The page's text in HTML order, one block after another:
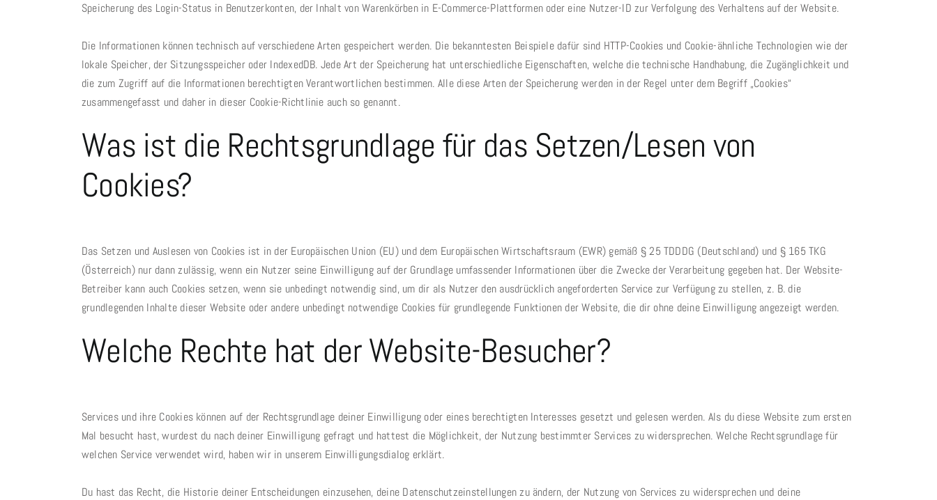
Speicherung des Login-Status in Benutzerkonten, der Inhalt von Warenkörben in E-Commerce-Plattformen oder eine Nutzer-ID zur Verfolgung des Verhaltens auf der Website.
Die Informationen können technisch auf verschiedene Arten gespeichert werden. Die bekanntesten Beispiele dafür sind HTTP-Cookies und Cookie-ähnliche Technologien wie der
lokale Speicher, der Sitzungsspeicher oder IndexedDB. Jede Art der Speicherung hat unterschiedliche Eigenschaften, welche die technische Handhabung, die Zugänglichkeit und
die zum Zugriff auf die Informationen berechtigten Verantwortlichen bestimmen. Alle diese Arten der Speicherung werden in der Regel unter dem Begriff „Cookies“
zusammengefasst und daher in dieser Cookie-Richtlinie auch so genannt.
Was ist die Rechtsgrundlage für das Setzen/Lesen von
Cookies?
Das Setzen und Auslesen von Cookies ist in der Europäischen Union (EU) und dem Europäischen Wirtschaftsraum (EWR) gemäß § 25 TDDDG (Deutschland) und § 165 TKG
(Österreich) nur dann zulässig, wenn ein Nutzer seine Einwilligung auf der Grundlage umfassender Informationen über die Zwecke der Verarbeitung gegeben hat. Der Website-
Betreiber kann auch Cookies setzen, wenn sie unbedingt notwendig sind, um dir als Nutzer den ausdrücklich angeforderten Service zur Verfügung zu stellen, z. B. die
grundlegenden Inhalte dieser Website oder andere unbedingt notwendige Cookies für grundlegende Funktionen der Website, die dir ohne deine Einwilligung angezeigt werden.
Welche Rechte hat der Website-Besucher?
Services und ihre Cookies können auf der Rechtsgrundlage deiner Einwilligung oder eines berechtigten Interesses gesetzt und gelesen werden. Als du diese Website zum ersten
Mal besucht hast, wurdest du nach deiner Einwilligung gefragt und hattest die Möglichkeit, der Nutzung bestimmter Services zu widersprechen. Welche Rechtsgrundlage für
welchen Service verwendet wird, haben wir in unserem Einwilligungsdialog erklärt.
Du hast das Recht, die Historie deiner Entscheidungen einzusehen, deine Datenschutzeinstellungen zu ändern, der Nutzung von Services zu widersprechen und deine